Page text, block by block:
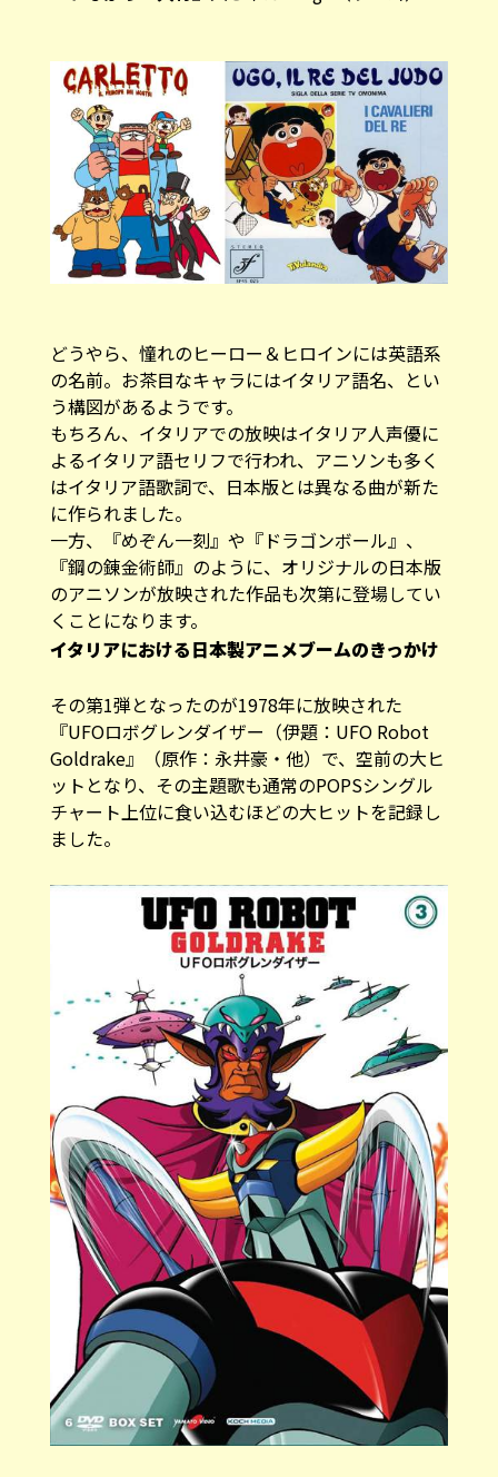
どうやら、憧れのヒーロー＆ヒロインには英語系
の名前。お茶目なキャラにはイタリア語名、とい
う構図があるようです。
もちろん、イタリアでの放映はイタリア人声優に
よるイタリア語セリフで行われ、アニソンも多く
はイタリア語歌詞で、日本版とは異なる曲が新た
に作られました。
一方、『めぞん一刻』や『ドラゴンボール』、
『鋼の錬金術師』のように、オリジナルの日本版
のアニソンが放映された作品も次第に登場してい
くことになります。
イタリアにおける日本製アニメブームのきっかけ
その第1弾となったのが1978年に放映された
『UFOロボグレンダイザー（伊題：UFO Robot
Goldrake』（原作：永井豪・他）で、空前の大ヒ
ットとなり、その主題歌も通常のPOPSシングル
チャート上位に食い込むほどの大ヒットを記録し
ました。